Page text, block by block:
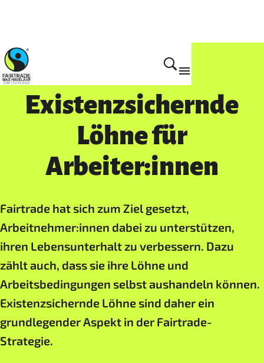
Arbeitsschwerpunkte
Existenzsichernde
Löhne für
Arbeiter:innen
Fairtrade hat sich zum Ziel gesetzt,
Arbeitnehmer:innen dabei zu unterstützen,
ihren Lebensunterhalt zu verbessern. Dazu
zählt auch, dass sie ihre Löhne und
Arbeitsbedingungen selbst aushandeln können.
Existenzsichernde Löhne sind daher ein
grundlegender Aspekt in der Fairtrade-
Strategie.